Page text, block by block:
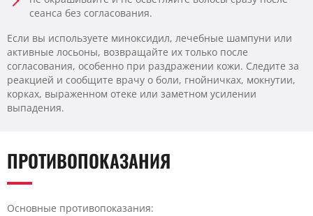
сеанса без согласования.
Если вы используете миноксидил, лечебные шампуни или
активные лосьоны, возвращайте их только после
согласования, особенно при раздражении кожи. Следите за
реакцией и сообщите врачу о боли, гнойничках, мокнутии,
корках, выраженном отеке или заметном усилении
выпадения.
ПРОТИВОПОКАЗАНИЯ
Основные противопоказания: